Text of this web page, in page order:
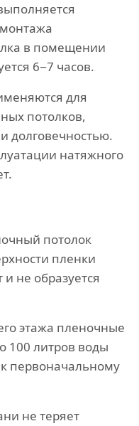
в помещении
6−7 часов.
для
потолков,
долговечностью.
натяжного
потолок
пленки
не образуется
этажа пленочные
100 литров воды
первоначальному
не теряет